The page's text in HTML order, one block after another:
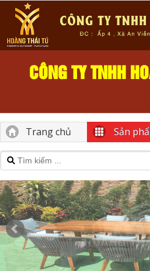
CÔNG TY TNHH
Trang chủ Sản